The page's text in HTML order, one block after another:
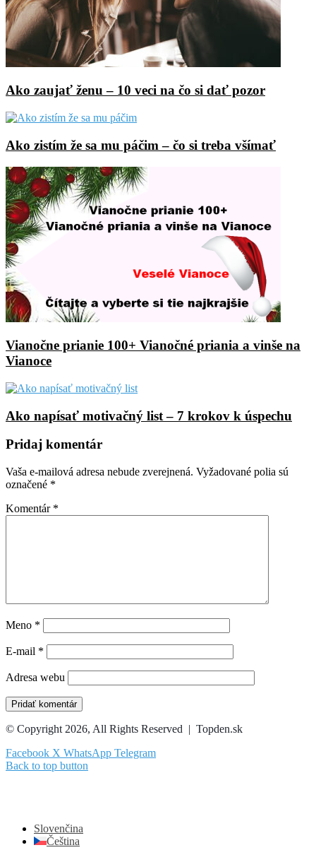
Ako zaujať ženu – 10 veci na čo si dať pozor
Ako zistím že sa mu páčim – čo si treba všímať
Vianočne prianie 100+ Vianočné priania a vinše na
Vianoce
Ako napísať motivačný list – 7 krokov k úspechu
Pridaj komentár
Vaša e-mailová adresa nebude zverejnená. Vyžadované polia sú
označené *
Komentár *
Meno *
E-mail *
Adresa webu
© Copyright 2026, All Rights Reserved | Topden.sk
Facebook X WhatsApp Telegram
Back to top button
Slovenčina
Čeština